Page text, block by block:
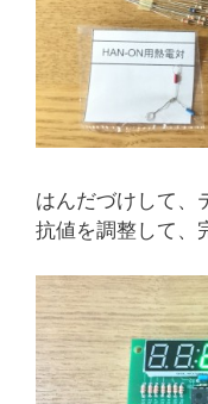
はんだづけして、
抗値を調整して、